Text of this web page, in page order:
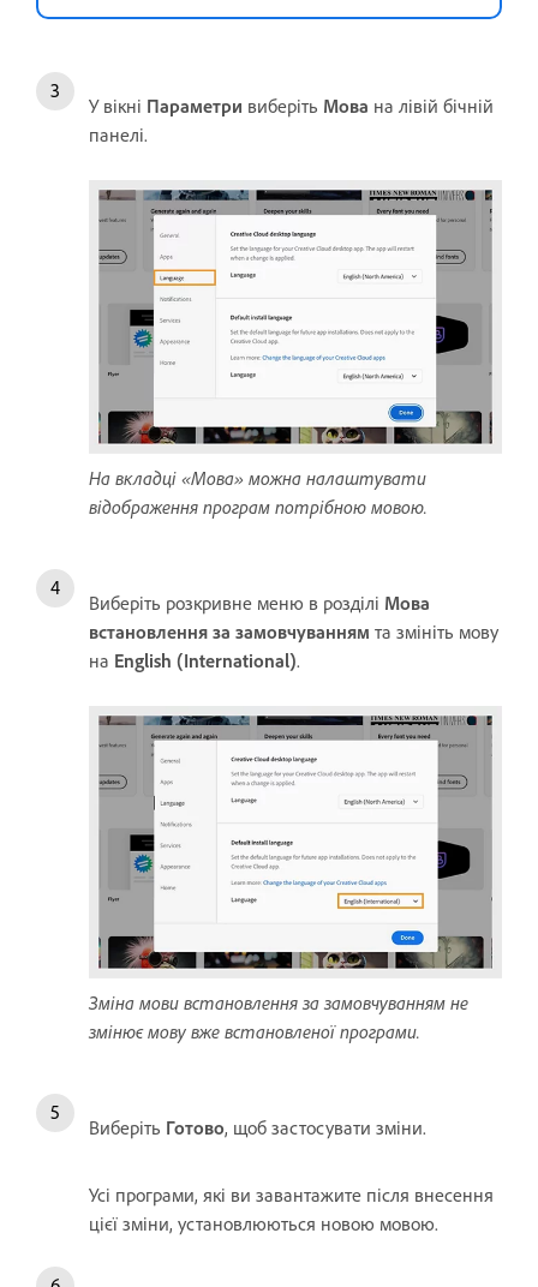
У вікні Параметри виберіть Мова на лівій бічній
панелі.
На вкладці «Мова» можна налаштувати
відображення програм потрібною мовою.
Виберіть розкривне меню в розділі Мова
встановлення за замовчуванням та змініть мову
на English (International).
Зміна мови встановлення за замовчуванням не
змінює мову вже встановленої програми.
Виберіть Готово, щоб застосувати зміни.
Усі програми, які ви завантажите після внесення
цієї зміни, установлюються новою мовою.